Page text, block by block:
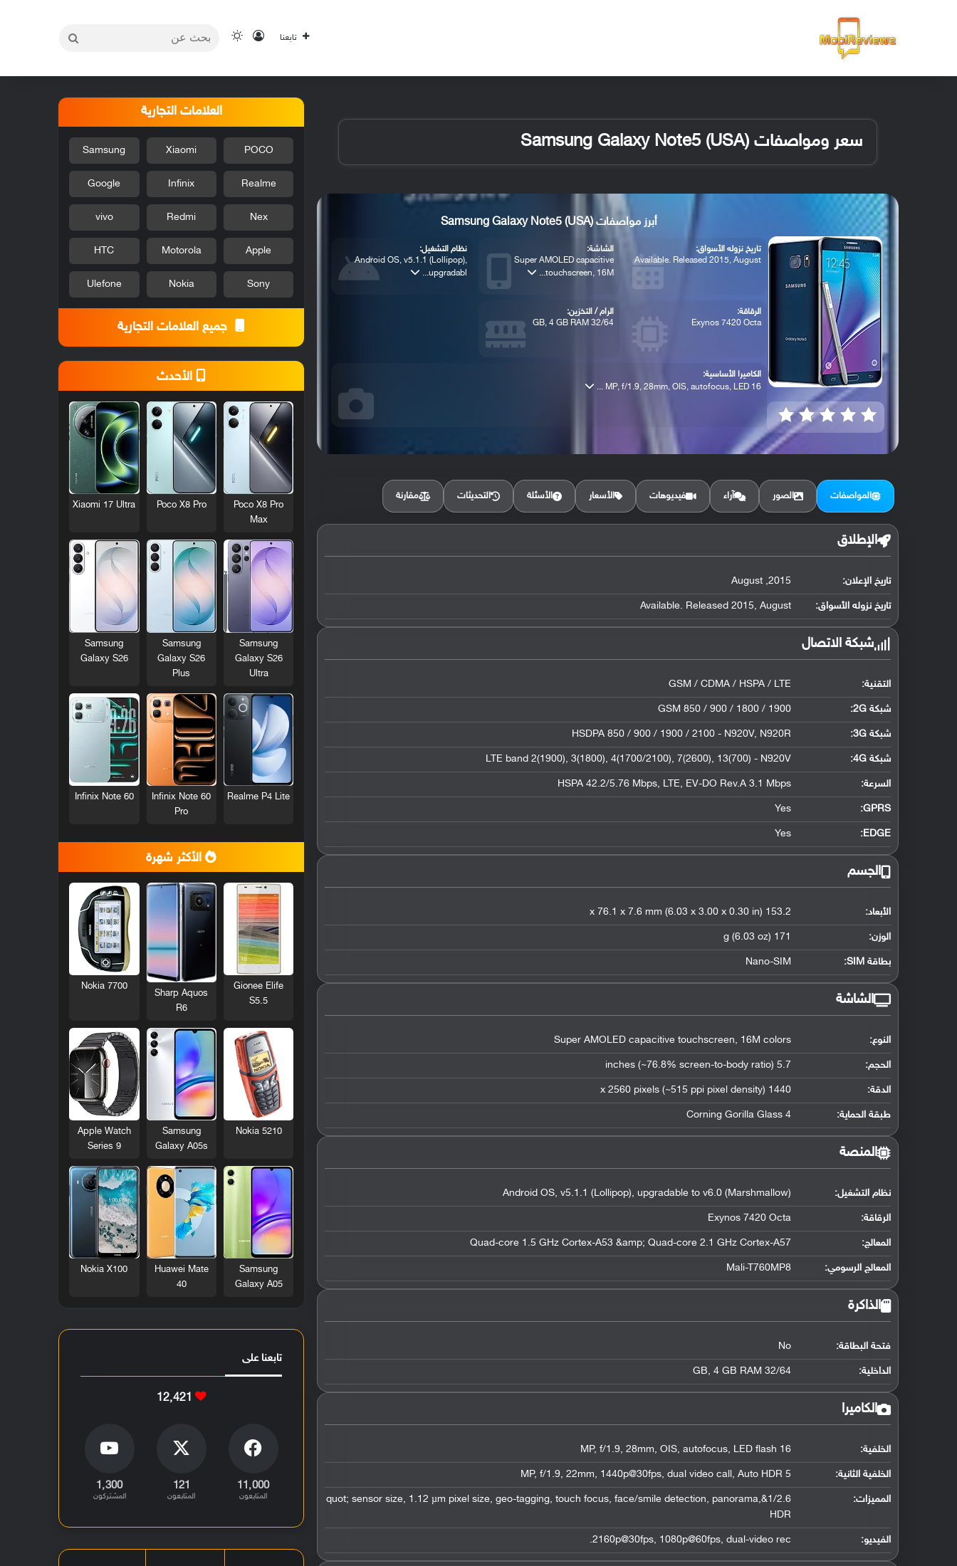
تابعنا تسجيل الدخول
الوضع المظلم
سعر ومواصفات Samsung Galaxy Note5 (USA)
أبرز مواصفات Samsung Galaxy Note5 (USA)
تاريخ نزوله الأسواق:
Available. Released 2015, August
الشاشة:
Super AMOLED capacitive
touchscreen, 16M...
نظام التشغيل:
Android OS, v5.1.1 (Lollipop),
upgradabl...
الرقاقة:
Exynos 7420 Octa
الرام / التخزين:
32/64 GB, 4 GB RAM
الكاميرا الأساسية:
16 MP, f/1.9, 28mm, OIS, autofocus, LED ...
المواصفات الصور آراء فيديوهات الأسعار الأسئلة التحديثات مقارنة
الإطلاق
تاريخ الإعلان: 2015, August
تاريخ نزوله الأسواق: Available. Released 2015, August
شبكة الاتصال
التقنية: GSM / CDMA / HSPA / LTE
شبكة 2G: GSM 850 / 900 / 1800 / 1900
شبكة 3G :
HSDPA 850 / 900 / 1900 / 2100 - N920V, N920R
شبكة 4G :
LTE band 2(1900), 3(1800), 4(1700/2100), 7(2600), 13(700) - N920V
السرعة: HSPA 42.2/5.76 Mbps, LTE, EV-DO Rev.A 3.1 Mbps
GPRS:
Yes
EDGE:
Yes
الجسم
الأبعاد: 153.2 x 76.1 x 7.6 mm (6.03 x 3.00 x 0.30 in)
الوزن: 171 g (6.03 oz)
بطاقة SIM: Nano-SIM
الشاشة
النوع: Super AMOLED capacitive touchscreen, 16M colors
الحجم: 5.7 inches (~76.8% screen-to-body ratio)
الدقة: 1440 x 2560 pixels (~515 ppi pixel density)
طبقة الحماية: Corning Gorilla Glass 4
المنصة
نظام التشغيل:
Android OS, v5.1.1 (Lollipop), upgradable to v6.0 (Marshmallow)
الرقاقة:
Exynos 7420 Octa
المعالج:
Quad-core 1.5 GHz Cortex-A53 &amp; Quad-core 2.1 GHz Cortex-A57
المعالج الرسومي:
Mali-T760MP8
الذاكرة
فتحة البطاقة: No
الداخلية: 32/64 GB, 4 GB RAM
الكاميرا
الخلفية: 16 MP, f/1.9, 28mm, OIS, autofocus, LED flash
الخلفية الثانية: 5 MP, f/1.9, 22mm, 1440p@30fps, dual video call, Auto HDR
المميزات:
1/2.6&quot; sensor size, 1.12 µm pixel size, geo-tagging, touch focus, face/smile detection, panorama,
HDR
الفيديو: 2160p@30fps, 1080p@60fps, dual-video rec.
العلامات التجارية
POCO
Xiaomi
Samsung
Realme
Infinix
Google
Nex
Redmi
vivo
Apple
Motorola
HTC
Sony
Nokia
Ulefone
جميع العلامات التجارية
الأحدث
Poco X8 Pro
Max
Poco X8 Pro
Xiaomi 17 Ultra
Samsung
Galaxy S26
Ultra
Samsung
Galaxy S26
Plus
Samsung
Galaxy S26
Realme P4 Lite
Infinix Note 60
Pro
Infinix Note 60
الأكثر شهرة
Gionee Elife
S5.5
Sharp Aquos
R6
Nokia 7700
Nokia 5210
Samsung
Galaxy A05s
Apple Watch
Series 9
Samsung
Galaxy A05
Huawei Mate
40
Nokia X100
تابعنا على
12٬421
11٬000
المتابعون
121
المتابعون
1٬300
المشتركون